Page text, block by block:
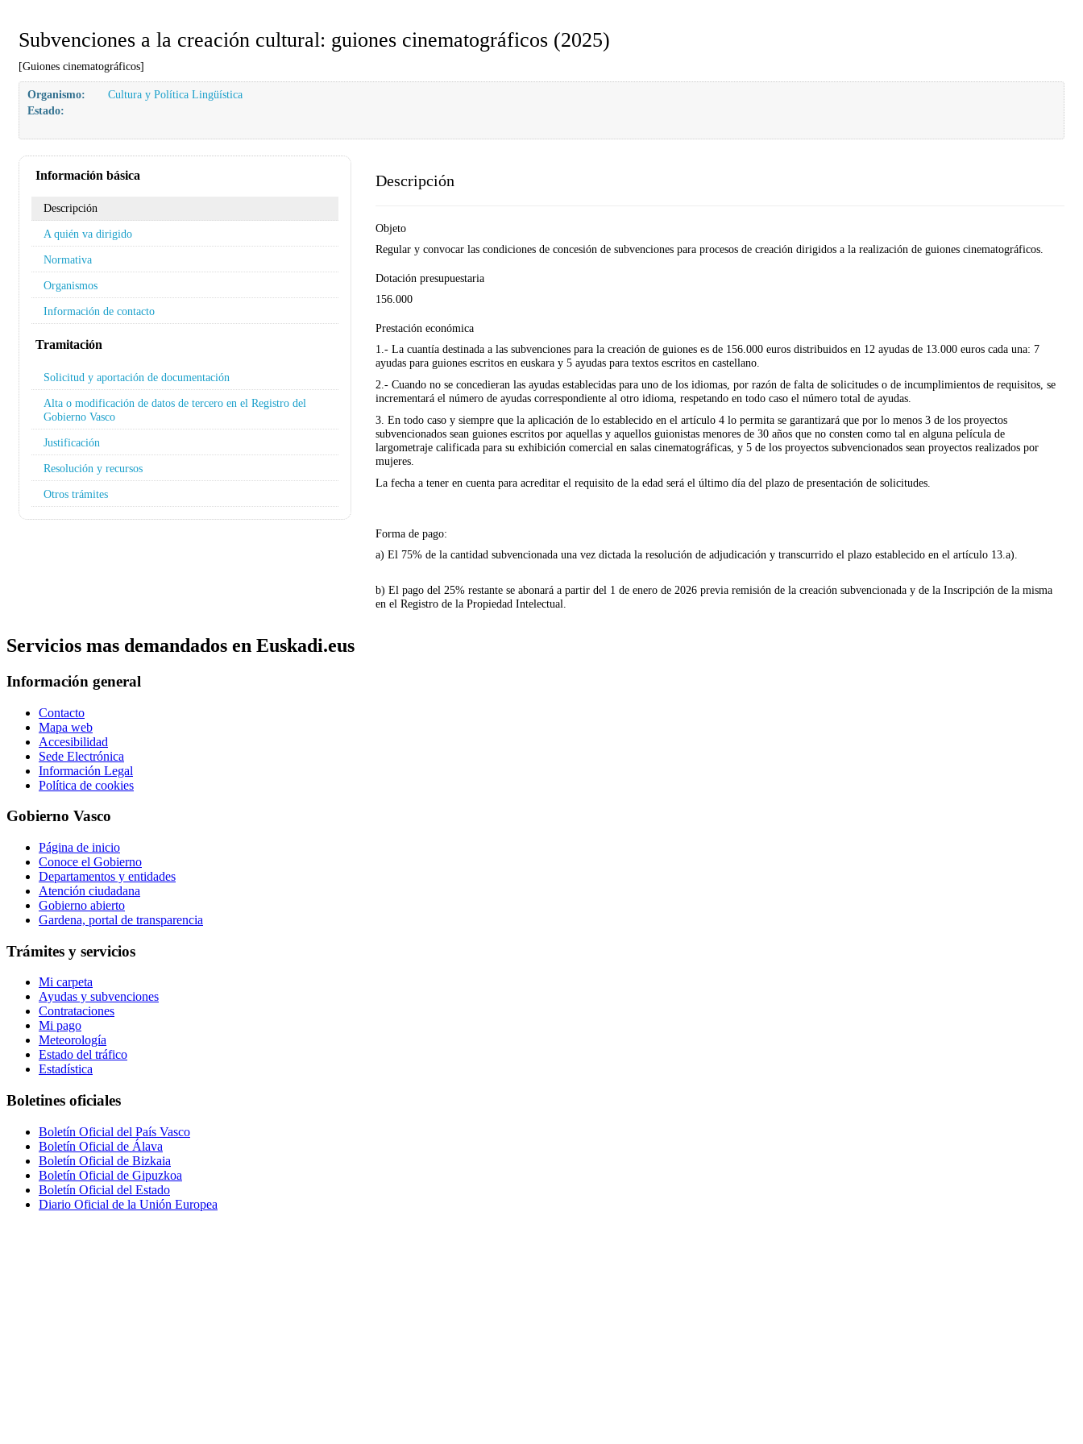
Subvenciones a la creación cultural: guiones cinematográficos (2025)
[Guiones cinematográficos]
Organismo:
Cultura y Política Lingüística
Estado:
Información básica
Descripción
A quién va dirigido
Normativa
Organismos
Información de contacto
Tramitación
Solicitud y aportación de documentación
Alta o modificación de datos de tercero en el Registro del
Gobierno Vasco
Justificación
Resolución y recursos
Otros trámites
Descripción
Objeto
Regular y convocar las condiciones de concesión de subvenciones para procesos de creación dirigidos a la realización de guiones cinematográficos.
Dotación presupuestaria
156.000
Prestación económica
1.- La cuantía destinada a las subvenciones para la creación de guiones es de 156.000 euros distribuidos en 12 ayudas de 13.000 euros cada una: 7
ayudas para guiones escritos en euskara y 5 ayudas para textos escritos en castellano.
2.- Cuando no se concedieran las ayudas establecidas para uno de los idiomas, por razón de falta de solicitudes o de incumplimientos de requisitos, se
incrementará el número de ayudas correspondiente al otro idioma, respetando en todo caso el número total de ayudas.
3. En todo caso y siempre que la aplicación de lo establecido en el artículo 4 lo permita se garantizará que por lo menos 3 de los proyectos
subvencionados sean guiones escritos por aquellas y aquellos guionistas menores de 30 años que no consten como tal en alguna película de
largometraje calificada para su exhibición comercial en salas cinematográficas, y 5 de los proyectos subvencionados sean proyectos realizados por
mujeres.
La fecha a tener en cuenta para acreditar el requisito de la edad será el último día del plazo de presentación de solicitudes.
Forma de pago:
a) El 75% de la cantidad subvencionada una vez dictada la resolución de adjudicación y transcurrido el plazo establecido en el artículo 13.a).
b) El pago del 25% restante se abonará a partir del 1 de enero de 2026 previa remisión de la creación subvencionada y de la Inscripción de la misma
en el Registro de la Propiedad Intelectual.
Servicios mas demandados en Euskadi.eus
Información general
Contacto
Mapa web
Accesibilidad
Sede Electrónica
Información Legal
Política de cookies
Gobierno Vasco
Página de inicio
Conoce el Gobierno
Departamentos y entidades
Atención ciudadana
Gobierno abierto
Gardena, portal de transparencia
Trámites y servicios
Mi carpeta
Ayudas y subvenciones
Contrataciones
Mi pago
Meteorología
Estado del tráfico
Estadística
Boletines oficiales
Boletín Oficial del País Vasco
Boletín Oficial de Álava
Boletín Oficial de Bizkaia
Boletín Oficial de Gipuzkoa
Boletín Oficial del Estado
Diario Oficial de la Unión Europea